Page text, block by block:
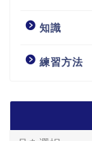
知識
練習方法